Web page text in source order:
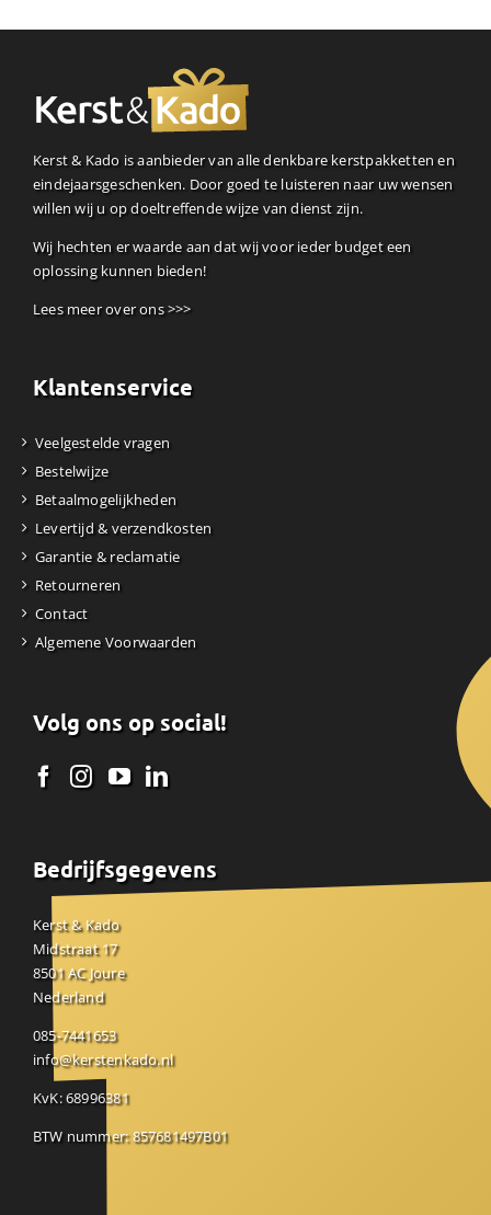
Kerst & Kado is aanbieder van alle denkbare kerstpakketten en
eindejaarsgeschenken. Door goed te luisteren naar uw wensen
willen wij u op doeltreffende wijze van dienst zijn.
Wij hechten er waarde aan dat wij voor ieder budget een
oplossing kunnen bieden!
Lees meer over ons >>>
Klantenservice
Veelgestelde vragen
Bestelwijze
Betaalmogelijkheden
Levertijd & verzendkosten
Garantie & reclamatie
Retourneren
Contact
Algemene Voorwaarden
Volg ons op social!
Bedrijfsgegevens
Kerst & Kado
Midstraat 17
8501 AC Joure
Nederland
085-7441653
info@kerstenkado.nl
KvK: 68996381
BTW nummer: 857681497B01